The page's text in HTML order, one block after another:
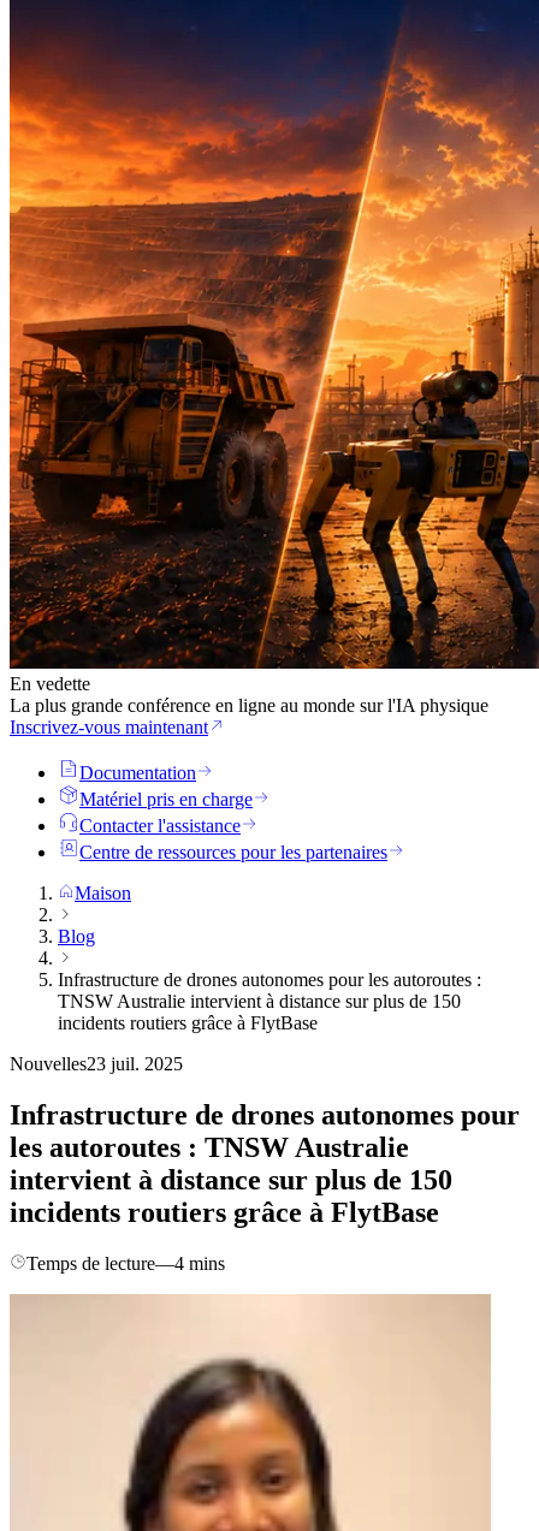
En vedette
La plus grande conférence en ligne au monde sur l'IA physique
Inscrivez-vous maintenant
Documentation
Matériel pris en charge
Contacter l'assistance
Centre de ressources pour les partenaires
Maison
Blog
Infrastructure de drones autonomes pour les autoroutes :
TNSW Australie intervient à distance sur plus de 150
incidents routiers grâce à FlytBase
Nouvelles23 juil. 2025
Infrastructure de drones autonomes pour
les autoroutes : TNSW Australie
intervient à distance sur plus de 150
incidents routiers grâce à FlytBase
Temps de lecture—4 mins